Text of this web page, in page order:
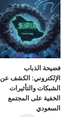
فضيحة الذباب
الإلكتروني: الكشف عن
الشبكات والتأثيرات
الخفية على المجتمع
السعودي